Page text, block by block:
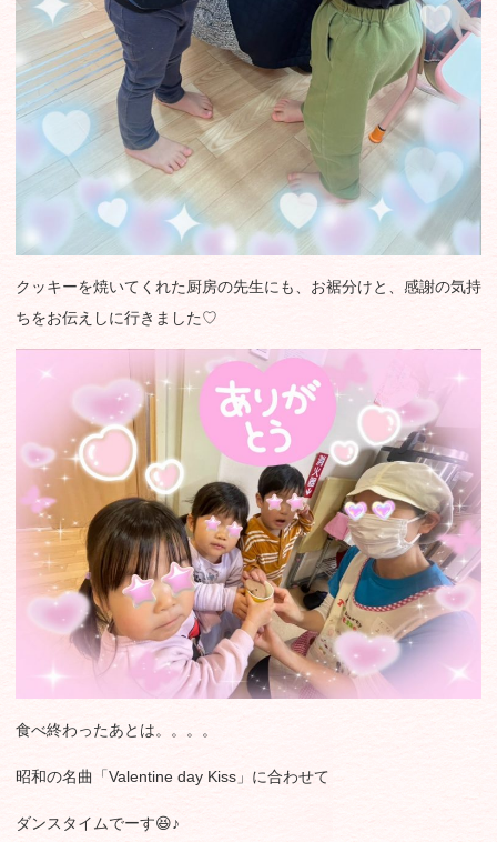
クッキーを焼いてくれた厨房の先生にも、お裾分けと、感謝の気持
ちをお伝えしに行きました♡
食べ終わったあとは。。。。
昭和の名曲「Valentine day Kiss」に合わせて
ダンスタイムでーす😆♪